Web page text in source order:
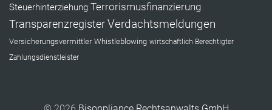
Steuerhinterziehung Terrorismusfinanzierung
TransparenzregisterVerdachtsmeldungen
Versicherungsvermittler Whistleblowing wirtschaftlich Berechtigter
Zahlungsdienstleister